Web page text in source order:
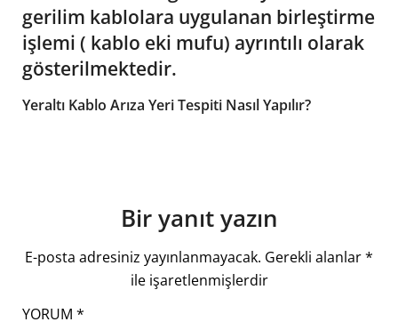
gerilim kablolara uygulanan birleştirme
işlemi ( kablo eki mufu) ayrıntılı olarak
gösterilmektedir.
Yeraltı Kablo Arıza Yeri Tespiti Nasıl Yapılır?
Bir yanıt yazın
E-posta adresiniz yayınlanmayacak. Gerekli alanlar*
ile işaretlenmişlerdir
YORUM *